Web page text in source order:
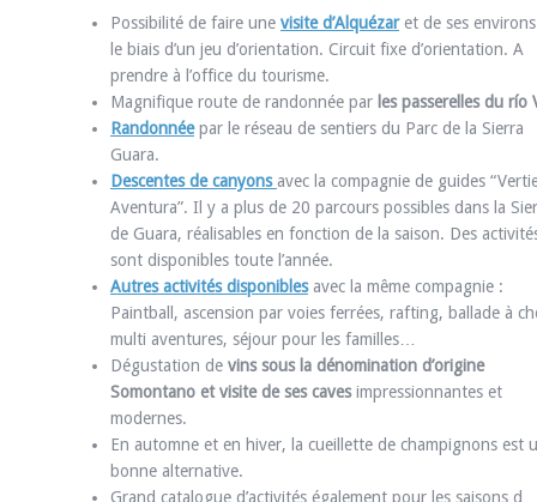
Possibilité de faire une visite d’Alquézaret de ses
le biais d’un jeu d’orientation. Circuit fixe d’orientation. A
prendre à l’office du tourisme.
Magnifique route de randonnée par les passerelles du río
Randonnéepar le réseau de sentiers du Parc de la Sierra
Guara.
Descentes de canyons avec la compagnie de guides
Aventura”. Il y a plus de 20 parcours possibles dans la
de Guara, réalisables en fonction de la saison. Des
sont disponibles toute l’année.
Autres activités disponiblesavec la même compagnie :
Paintball, ascension par voies ferrées, rafting, ballade à
multi aventures, séjour pour les familles…
Dégustation de vins sous la dénomination d’origine
Somontano et visite de ses cavesimpressionnantes et
modernes.
En automne et en hiver, la cueillette de champignons est
bonne alternative.
Grand catalogue d’activités également pour les saisons d